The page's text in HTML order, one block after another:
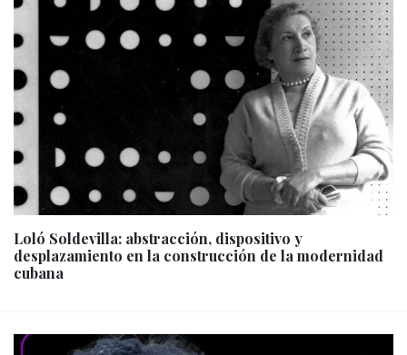
Loló Soldevilla: abstracción, dispositivo y
desplazamiento en la construcción de la modernidad
cubana